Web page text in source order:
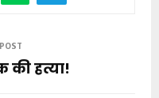
की हत्या!